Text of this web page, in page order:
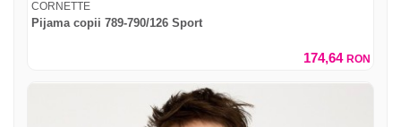
CORNETTE
Pijama copii 789-790/126 Sport
174,64 RON